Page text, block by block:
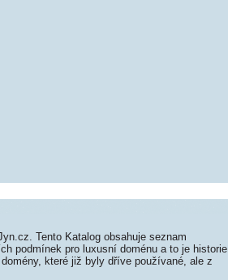
Tento Katalog obsahuje seznam
podmínek pro luxusní doménu a to je historie
které již byly dříve používané, ale z